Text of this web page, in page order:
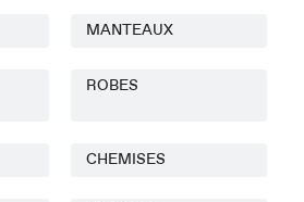
MANTEAUX
ROBES
CHEMISES